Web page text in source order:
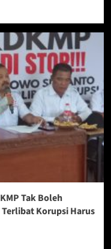
Tak Boleh
Korupsi Harus